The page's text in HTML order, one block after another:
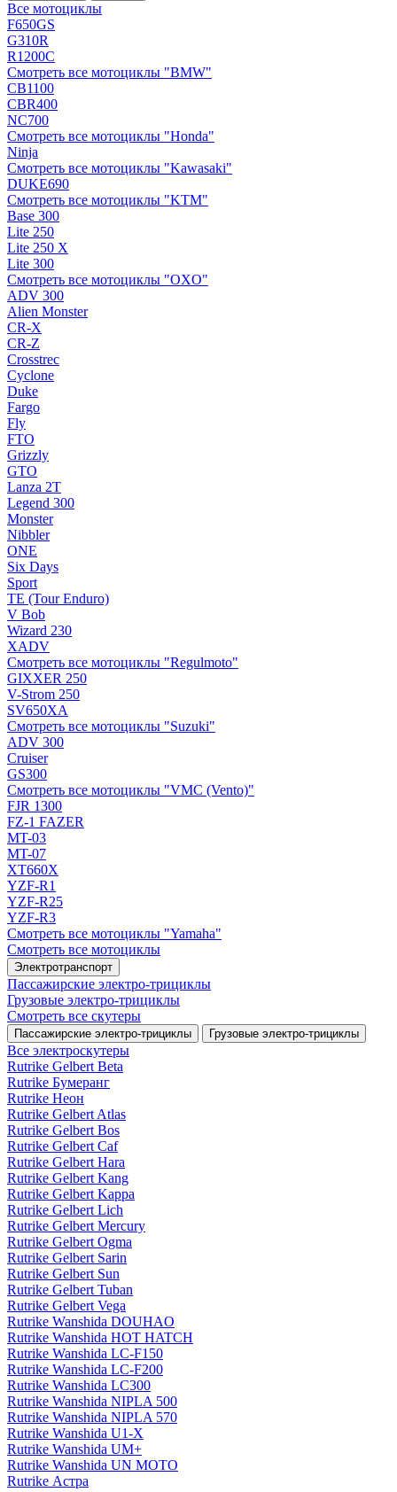
Все мотоциклы
F650GS
G310R
R1200C
Смотреть все мотоциклы "BMW"
CB1100
CBR400
NC700
Смотреть все мотоциклы "Honda"
Ninja
Смотреть все мотоциклы "Kawasaki"
DUKE690
Смотреть все мотоциклы "KTM"
Base 300
Lite 250
Lite 250 X
Lite 300
Смотреть все мотоциклы "OXO"
ADV 300
Alien Monster
CR-X
CR-Z
Crosstrec
Cyclone
Duke
Fargo
Fly
FTO
Grizzly
GTO
Lanza 2T
Legend 300
Monster
Nibbler
ONE
Six Days
Sport
TE (Tour Enduro)
V Bob
Wizard 230
XADV
Смотреть все мотоциклы "Regulmoto"
GIXXER 250
V-Strom 250
SV650XA
Смотреть все мотоциклы "Suzuki"
ADV 300
Cruiser
GS300
Смотреть все мотоциклы "VMC (Vento)"
FJR 1300
FZ-1 FAZER
MT-03
MT-07
XT660X
YZF-R1
YZF-R25
YZF-R3
Смотреть все мотоциклы "Yamaha"
Смотреть все мотоциклы
Электротранспорт
Пассажирские электро‑трициклы
Грузовые электро‑трициклы
Смотреть все скутеры
Пассажирские электро‑трициклы Грузовые электро‑трициклы
Все электро­скутеры
Rutrike Gelbert Beta
Rutrike Бумеранг
Rutrike Неон
Rutrike Gelbert Atlas
Rutrike Gelbert Bos
Rutrike Gelbert Caf
Rutrike Gelbert Hara
Rutrike Gelbert Kang
Rutrike Gelbert Kappa
Rutrike Gelbert Lich
Rutrike Gelbert Mercury
Rutrike Gelbert Ogma
Rutrike Gelbert Sarin
Rutrike Gelbert Sun
Rutrike Gelbert Tuban
Rutrike Gelbert Vega
Rutrike Wanshida DOUHAO
Rutrike Wanshida HOT HATCH
Rutrike Wanshida LC-F150
Rutrike Wanshida LC-F200
Rutrike Wanshida LC300
Rutrike Wanshida NIPLA 500
Rutrike Wanshida NIPLA 570
Rutrike Wanshida U1-X
Rutrike Wanshida UM+
Rutrike Wanshida UN MOTO
Rutrike Астра